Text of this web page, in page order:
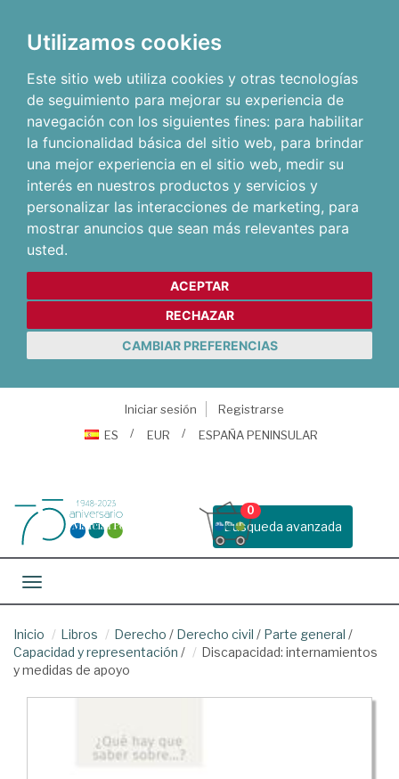
Utilizamos cookies
Este sitio web utiliza cookies y otras tecnologías
de seguimiento para mejorar su experiencia de
navegación con los siguientes fines: para habilitar
la funcionalidad básica del sitio web, para brindar
una mejor experiencia en el sitio web, medir su
interés en nuestros productos y servicios y
personalizar las interacciones de marketing, para
mostrar anuncios que sean más relevantes para
usted.
ACEPTAR
RECHAZAR
CAMBIAR PREFERENCIAS
Iniciar sesión
Registrarse
ES
EUR ESPAÑA PENINSULAR
Busqueda avanzada
0
Toggle navigation
Inicio Libros Derecho / Derecho civil / Parte general /
Capacidad y representación /
Discapacidad: internamientos
y medidas de apoyo